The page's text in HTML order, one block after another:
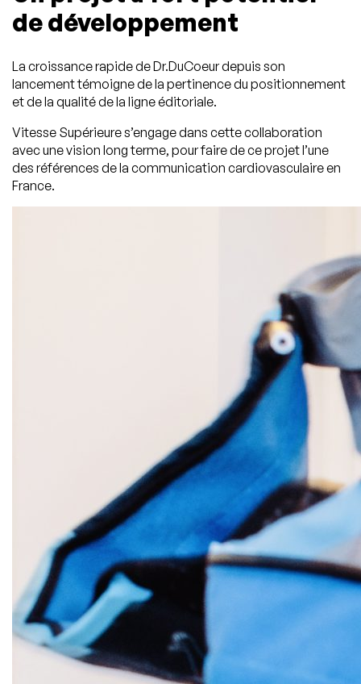
de développement
La croissance rapide de Dr.DuCoeur depuis son
lancement témoigne de la pertinence du positionnement
et de la qualité de la ligne éditoriale.
Vitesse Supérieure s’engage dans cette collaboration
avec une vision long terme, pour faire de ce projet l’une
des références de la communication cardiovasculaire en
France.